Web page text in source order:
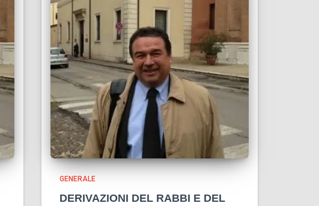
GENERALE
DERIVAZIONI DEL RABBI E DEL